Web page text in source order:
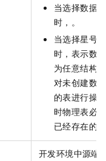
当选择数据表
时，。
当选择星号
时，表示数
为任意结构
对未创建数
的表进行操
时物理表必
已经存在的
开发环境中源端